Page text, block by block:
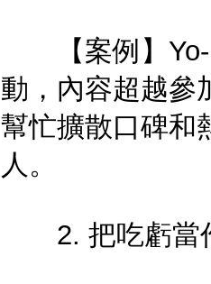
【案例】Yo-
動，內容超越參
幫忙擴散口碑和
人。
2. 把吃虧當